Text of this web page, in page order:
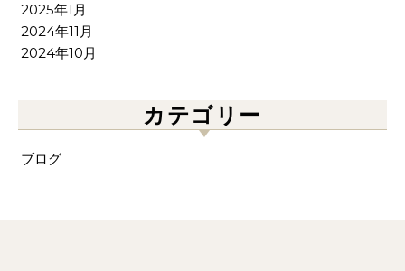
2025年1月
2024年11月
2024年10月
カテゴリー
ブログ